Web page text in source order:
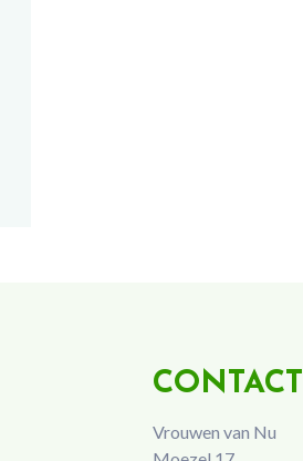
CONTACT
Vrouwen van Nu